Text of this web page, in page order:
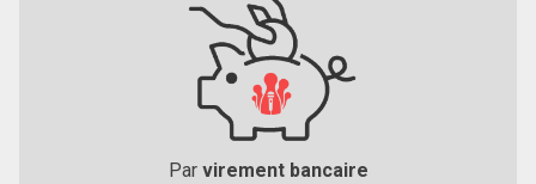
Par virement bancaire